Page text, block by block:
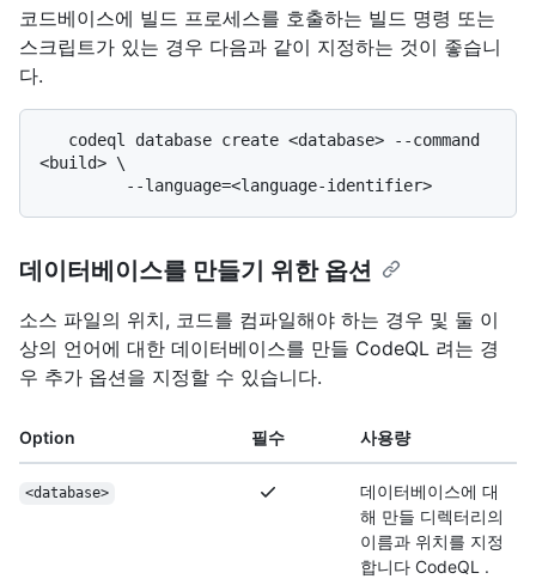
코드베이스에 빌드 프로세스를 호출하는 빌드 명령 또는
스크립트가 있는 경우 다음과 같이 지정하는 것이 좋습니
다.
<build> \
데이터베이스를 만들기 위한 옵션
소스 파일의 위치, 코드를 컴파일해야 하는 경우 및 둘 이
상의 언어에 대한 데이터베이스를 만들 CodeQL 려는 경
우 추가 옵션을 지정할 수 있습니다.
Option 필수 사용량
<database>
데이터베이스에 대
해 만들 디렉터리의
이름과 위치를 지정
합니다 CodeQL .